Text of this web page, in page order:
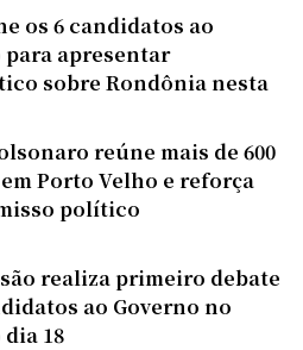
os 6 candidatos ao
para apresentar
sobre Rondônia nesta
reúne mais de 600
Porto Velho e reforça
político
realiza primeiro debate
ao Governo no
18